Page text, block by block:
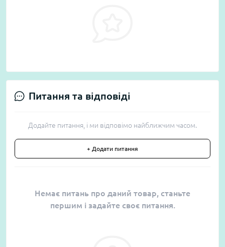
Питання та відповіді
Додайте питання, і ми відповімо найближчим часом.
+ Додати питання
Немає питань про даний товар, станьте
першим і задайте своє питання.